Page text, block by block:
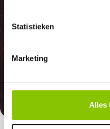
Statistieken
Marketing
Alles
betaalde